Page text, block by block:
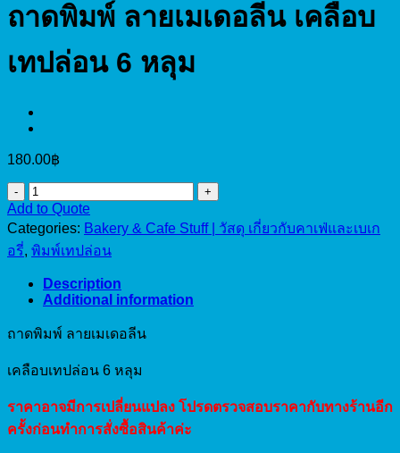
ถาดพิมพ์ ลายเมเดอลีน เคลือบ
เทปล่อน 6 หลุม
180.00฿
ถาด
พิมพ์
ลาย
เม
เดอ
ลีน
เคลือบ
ล่อน
หลุม
quantity
Add to Quote
Categories: Bakery & Cafe Stuff | วัสดุ เกี่ยวกับคาเฟ่และเบเก
อรี่, พิมพ์เทปล่อน
Description
Additional information
ถาดพิมพ์ ลายเมเดอลีน
เคลือบเทปล่อน 6 หลุม
ราคาอาจมีการเปลี่ยนแปลง โปรดตรวจสอบราคากับทางร้านอีก
ครั้งก่อนทำการสั่งซื้อสินค้าค่ะ